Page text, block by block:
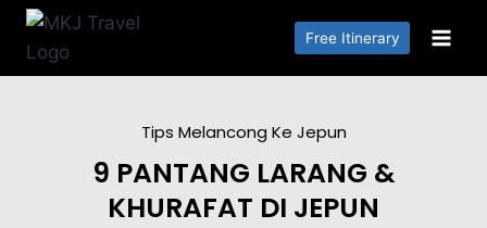
Free Itinerary
Tips Melancong Ke Jepun
9 PANTANG LARANG &
KHURAFAT DI JEPUN